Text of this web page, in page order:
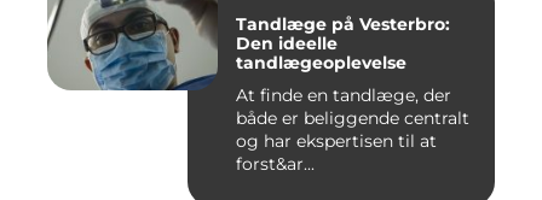
Tandlæge på Vesterbro:
Den ideelle
tandlægeoplevelse
At finde en tandlæge, der
både er beliggende centralt
og har ekspertisen til at
forst&ar...